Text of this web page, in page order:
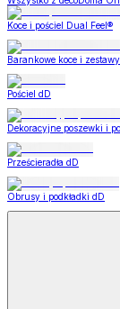
Koce i pościel Dual Feel®
Barankowe koce i
Pościel dD
Dekoracyjne poszewki i
Prześcieradła dD
Obrusy i podkładki dD